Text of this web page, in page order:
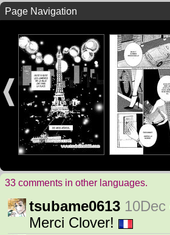
Page Navigation
33 comments in other languages.
tsubame0613 10Dec
Merci Clover!